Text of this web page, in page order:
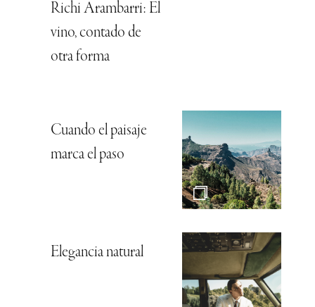
Richi Arambarri: El
vino, contado de
otra forma
Cuando el paisaje
marca el paso
Elegancia natural